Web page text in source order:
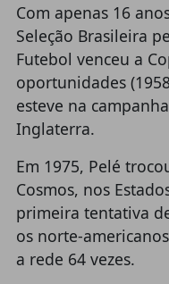
Com apenas 16
Seleção Brasileira
Futebol venceu a
oportunidades
esteve na
Inglaterra.
Em 1975, Pelé
Cosmos, nos
primeira tentativa
os norte-
a rede 64 vezes.